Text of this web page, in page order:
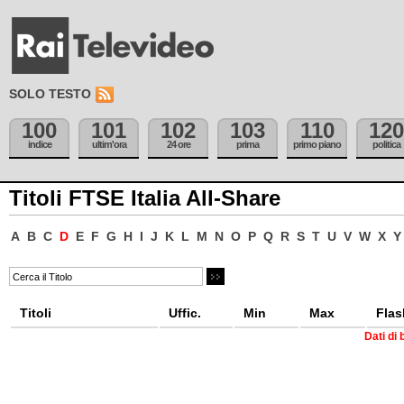
SOLO TESTO
100
indice
101
ultim'ora
102
24 ore
103
prima
110
primo piano
120
politica
Titoli FTSE Italia All-Share
A B C D E F G H I J K L M N O P Q R S T U V W X Y
Titoli Uffic. Min Max
Dati di